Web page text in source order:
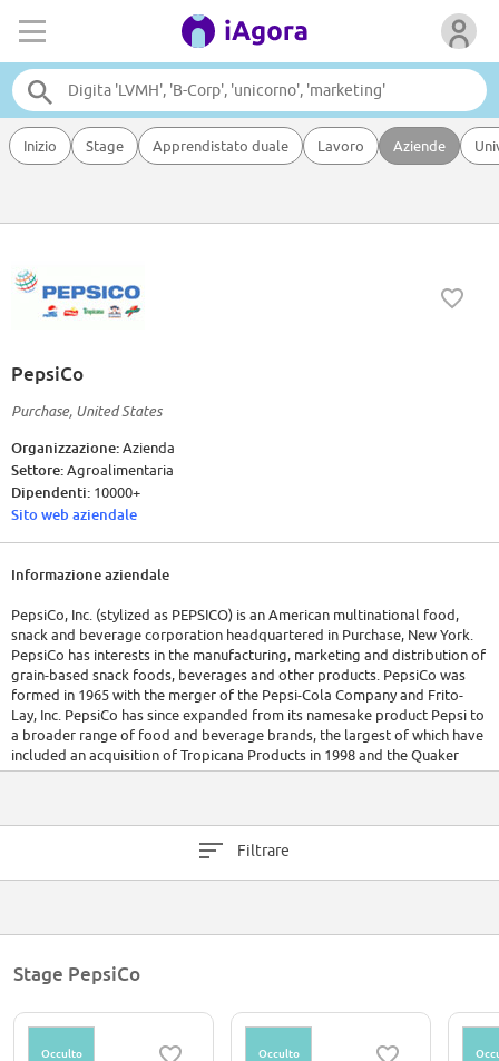
Inizio Stage Apprendistato duale Lavoro Aziende
PepsiCo
Purchase, United States
Organizzazione:Azienda
Settore:Agroalimentaria
Dipendenti: 10000+
Sito web aziendale
Informazione aziendale
PepsiCo, Inc. (stylized as PEPSICO) is an American multinational food,
snack and beverage corporation headquartered in Purchase, New York.
PepsiCo has interests in the manufacturing, marketing and distribution of
grain-based snack foods, beverages and other products. PepsiCo was
formed in 1965 with the merger of the Pepsi-Cola Company and Frito-
Lay, Inc. PepsiCo has since expanded from its namesake product Pepsi to
a broader range of food and beverage brands, the largest of which have
included an acquisition of Tropicana Products in 1998 and the Quaker
Oats Company in 2001, which added the Gatorade brand to its portfolio.
distributed across more than 200 countries, resulting in annual net
Krishnamurthy Nooyi has been the chief executive of PepsiCo since 2006.
PepsiCo as well as by licensed bottlers in certain regions. Approximately
Filtrare
Stage PepsiCo
Occulto Occulto